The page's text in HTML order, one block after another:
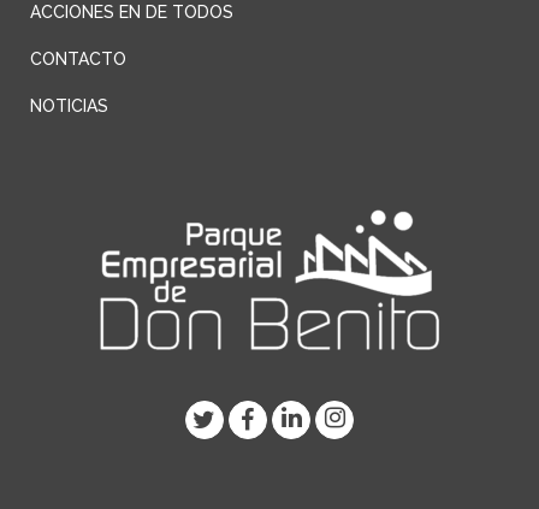
ACCIONES EN DE TODOS
CONTACTO
NOTICIAS